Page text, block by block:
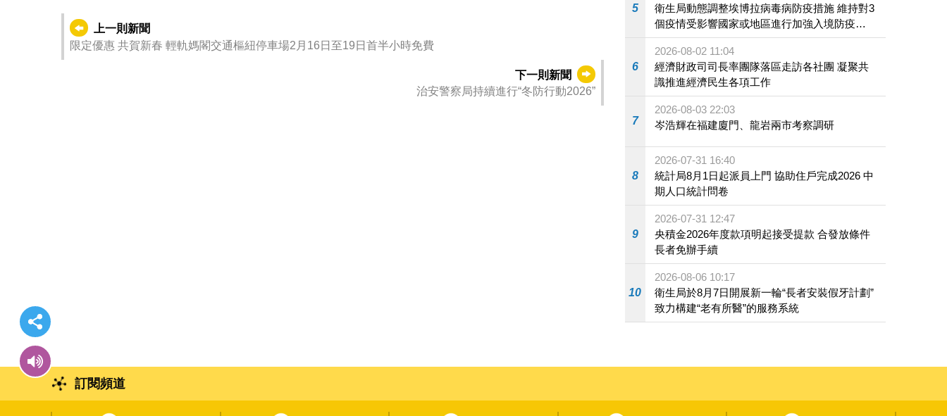
上一則新聞
限定優惠 共賀新春 輕軌媽閣交通樞紐停車場2月16日至19日首半小時免費
下一則新聞
治安警察局持續進行“冬防行動2026”
5
衛生局動態調整埃博拉病毒病防疫措施 維持對3
個疫情受影響國家或地區進行加強入境防疫措
施
6
2026-08-02 11:04
經濟財政司司長率團隊落區走訪各社團 凝聚共
識推進經濟民生各項工作
7
2026-08-03 22:03
岑浩輝在福建廈門、龍岩兩市考察調研
8
2026-07-31 16:40
統計局8月1日起派員上門 協助住戶完成2026 中
期人口統計問卷
9
2026-07-31 12:47
央積金2026年度款項明起接受提款 合發放條件
長者免辦手續
10
2026-08-06 10:17
衛生局於8月7日開展新一輪“長者安裝假牙計劃”
致力構建“老有所醫”的服務系統
訂閱頻道